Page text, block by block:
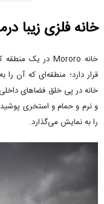
خانه فلزی زیبا
قرار دارد؛ منطقه‌ای که آن
خانه در پی خلق فضاهای
و نرم و حمام و استخری
را به نمایش می‌گذارد.